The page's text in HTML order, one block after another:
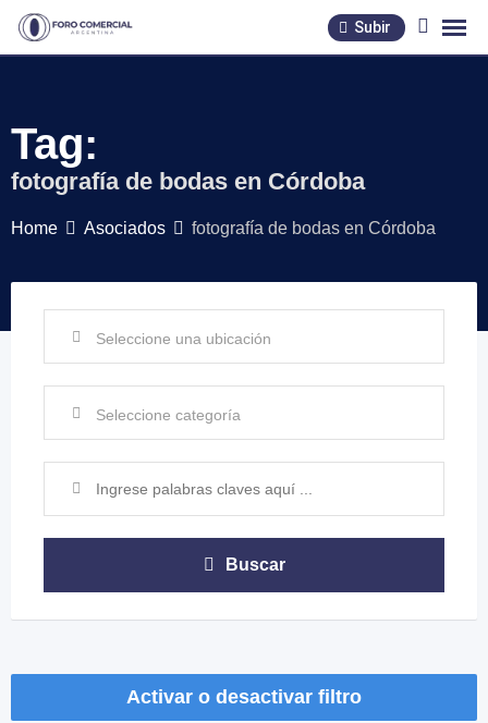
Skip
Subir
Tag:
fotografía de bodas en Córdoba
Home Asociados fotografía de bodas en Córdoba
Buscar
Activar o desactivar filtro